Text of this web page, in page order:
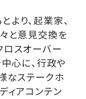
より、起業家、
と意見交換を
ロスオーバー
心に、行政や
なステークホ
ィアコンテン